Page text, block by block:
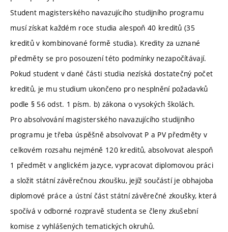
Student magisterského navazujícího studijního programu
musí získat každém roce studia alespoň 40 kreditů (35
kreditů v kombinované formě studia). Kredity za uznané
předměty se pro posouzení této podmínky nezapočítávají.
Pokud student v dané části studia nezíská dostatečný počet
kreditů, je mu studium ukončeno pro nesplnění požadavků
podle § 56 odst. 1 písm. b) zákona o vysokých školách.
Pro absolvování magisterského navazujícího studijního
programu je třeba úspěšně absolvovat P a PV předměty v
celkovém rozsahu nejméně 120 kreditů, absolvovat alespoň
1 předmět v anglickém jazyce, vypracovat diplomovou práci
a složit státní závěrečnou zkoušku, jejíž součástí je obhajoba
diplomové práce a ústní část státní závěrečné zkoušky, která
spočívá v odborné rozpravě studenta se členy zkušební
komise z vyhlášených tematických okruhů.